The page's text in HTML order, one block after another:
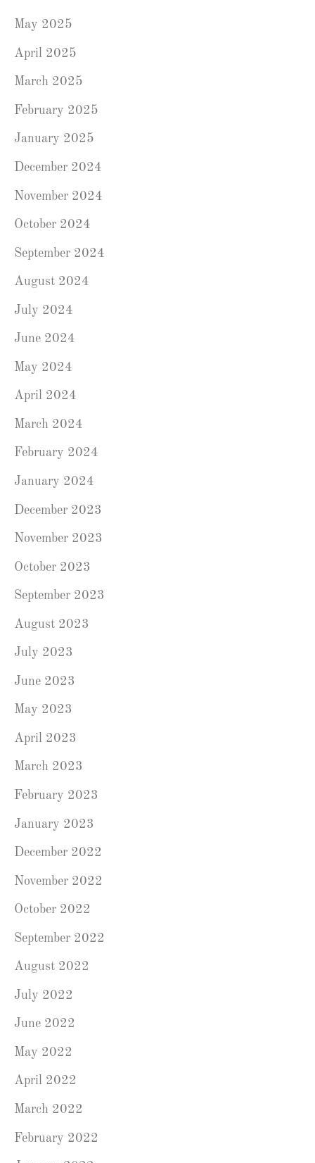
May 2025
April 2025
March 2025
February 2025
January 2025
December 2024
November 2024
October 2024
September 2024
August 2024
July 2024
June 2024
May 2024
April 2024
March 2024
February 2024
January 2024
December 2023
November 2023
October 2023
September 2023
August 2023
July 2023
June 2023
May 2023
April 2023
March 2023
February 2023
January 2023
December 2022
November 2022
October 2022
September 2022
August 2022
July 2022
June 2022
May 2022
April 2022
March 2022
February 2022